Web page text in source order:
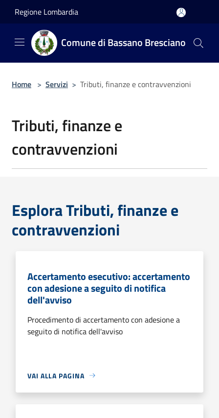
Regione Lombardia
Comune di Bassano Bresciano
Home > Servizi > Tributi, finanze e contravvenzioni
Tributi, finanze e
contravvenzioni
Esplora Tributi, finanze e
contravvenzioni
Accertamento esecutivo: accertamento
con adesione a seguito di notifica
dell'avviso
Procedimento di accertamento con adesione a
seguito di notifica dell'avviso
VAI ALLA PAGINA